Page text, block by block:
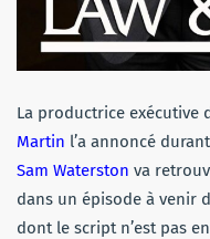
La productrice exécutive
Martin l’a annoncé
Sam Waterston va
dans un épisode à venir
dont le script n’est pas